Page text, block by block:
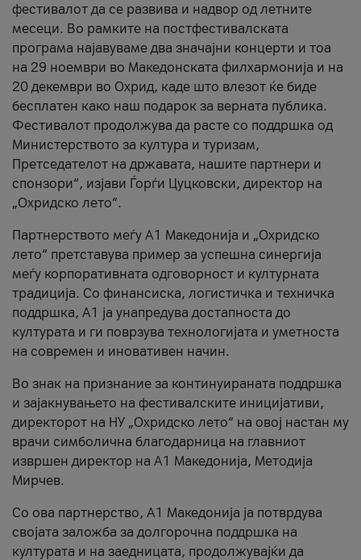
фестивалот да се развива и надвор од летните
месеци. Во рамките на постфестивалската
програма најавуваме два значајни концерти и тоа
на 29 ноември во Македонската филхармонија и на
20 декември во Охрид, каде што влезот ќе биде
бесплатен како наш подарок за верната публика.
Фестивалот продолжува да расте со поддршка од
Министерството за култура и туризам,
Претседателот на државата, нашите партнери и
спонзори“, изјави Ѓорѓи Цуцковски, директор на
„Охридско лето“.
Партнерството меѓу A1 Македонија и „Охридско
лето“ претставува пример за успешна синергија
меѓу корпоративната одговорност и културната
традиција. Со финансиска, логистичка и техничка
поддршка, A1 ја унапредува достапноста до
културата и ги поврзува технологијата и уметноста
на современ и иновативен начин.
Во знак на признание за континуираната поддршка
и зајакнувањето на фестивалските иницијативи,
директорот на НУ „Охридско лето“ на овој настан му
врачи симболична благодарница на главниот
извршен директор на A1 Македонија, Методија
Мирчев.
Со ова партнерство, A1 Македонија ја потврдува
својата заложба за долгорочна поддршка на
културата и на заедницата, продолжувајќи да